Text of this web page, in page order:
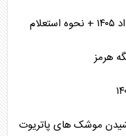
هرمز
موشک های پاتریوت